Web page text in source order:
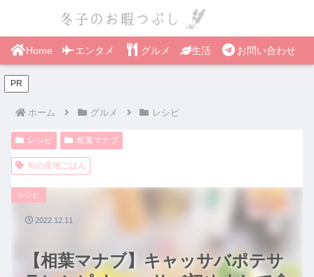
Home エンタメ グルメ 生活 お問い合わせ
PR
ホーム グルメ レシピ
レシピ 相葉マナブ
旬の産地ごはん
【相葉マナブ】キャッサバポテサ
レシピ
2022.12.11